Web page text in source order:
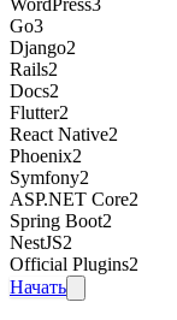
WordPress3
Go3
Django2
Rails2
Docs2
Flutter2
React Native2
Phoenix2
Symfony2
ASP.NET Core2
Spring Boot2
NestJS2
Official Plugins2
Начать